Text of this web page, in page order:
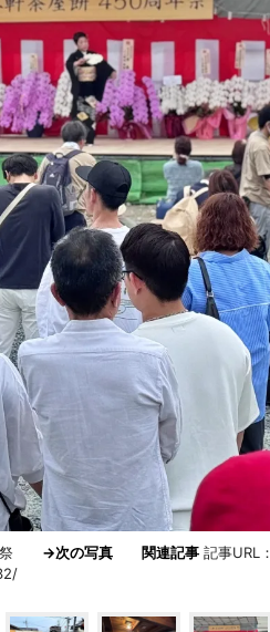
祭 →次の写真 関連記事記事URL：